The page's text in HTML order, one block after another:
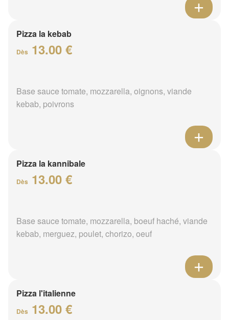
Pizza la kebab
Dès 13.00 €
Base sauce tomate, mozzarella, oignons, viande
kebab, poivrons
Pizza la kannibale
Dès 13.00 €
Base sauce tomate, mozzarella, boeuf haché, viande
kebab, merguez, poulet, chorizo, oeuf
Pizza l'italienne
Dès 13.00 €